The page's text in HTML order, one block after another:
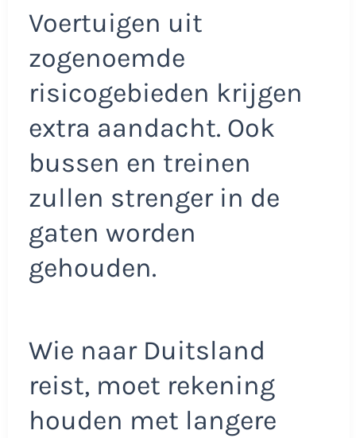
Voertuigen uit
zogenoemde
risicogebieden krijgen
extra aandacht. Ook
bussen en treinen
zullen strenger in de
gaten worden
gehouden.
Wie naar Duitsland
reist, moet rekening
houden met langere